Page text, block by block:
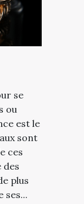
se
ou
est le
sont
ces
des
plus
ses...